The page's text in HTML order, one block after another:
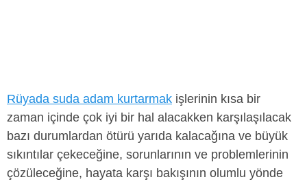
Rüyada suda adam kurtarmak işlerinin kısa bir
zaman içinde çok iyi bir hal alacakken karşılaşılacak
bazı durumlardan ötürü yarıda kalacağına ve büyük
sıkıntılar çekeceğine, sorunlarının ve problemlerinin
çözüleceğine, hayata karşı bakışının olumlu yönde